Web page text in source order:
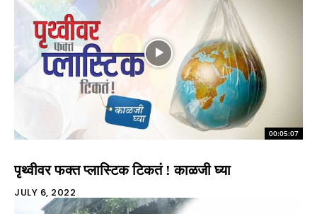
00:05:07
पृथ्वीवर फक्त प्लास्टिक टिकतं ! काळजी घ्या
JULY 6, 2022